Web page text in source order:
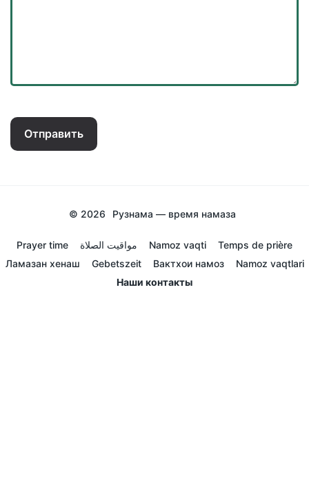
Отправить
© 2026 Рузнама — время намаза
Prayer time مواقيت الصلاة Namoz vaqti
Temps de prière
Ламазан хенаш
Gebetszeit Вактхои намоз
Namoz vaqtlari
Наши контакты